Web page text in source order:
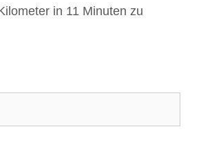
in 11 Minuten zu